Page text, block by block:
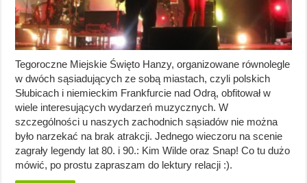
Tegoroczne Miejskie Święto Hanzy, organizowane równolegle
w dwóch sąsiadujących ze sobą miastach, czyli polskich
Słubicach i niemieckim Frankfurcie nad Odrą, obfitował w
wiele interesujących wydarzeń muzycznych. W
szczególności u naszych zachodnich sąsiadów nie można
było narzekać na brak atrakcji. Jednego wieczoru na scenie
zagrały legendy lat 80. i 90.: Kim Wilde oraz Snap! Co tu dużo
mówić, po prostu zapraszam do lektury relacji :).